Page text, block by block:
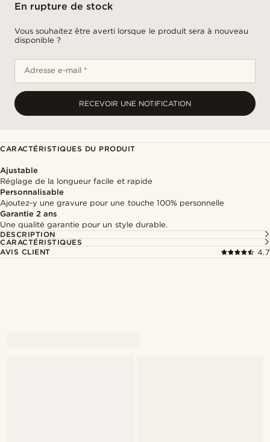
En rupture de stock
Vous souhaitez être averti lorsque le produit sera à nouveau
disponible ?
Adresse e-mail *
RECEVOIR UNE NOTIFICATION
CARACTÉRISTIQUES DU PRODUIT
Ajustable
Réglage de la longueur facile et rapide
Personnalisable
Ajoutez-y une gravure pour une touche 100% personnelle
Garantie 2 ans
Une qualité garantie pour un style durable.
DESCRIPTION
CARACTÉRISTIQUES
AVIS CLIENT
4.7